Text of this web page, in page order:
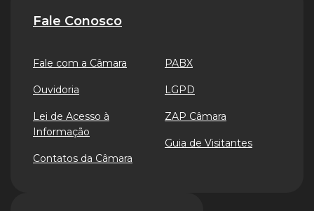
Fale Conosco
Fale com a Câmara
Ouvidoria
Lei de Acesso à
Informação
Contatos da Câmara
PABX
LGPD
ZAP Câmara
Guia de Visitantes